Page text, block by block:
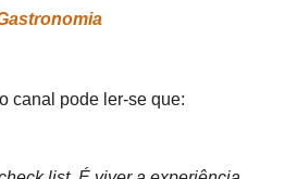
canal pode ler-se que: